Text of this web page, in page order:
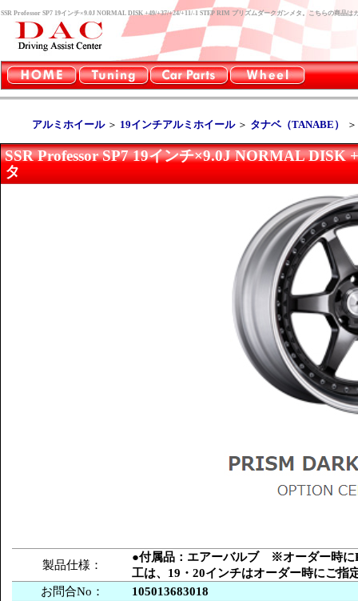
SSR Professor SP7 19インチ×9.0J NORMAL DISK +49/+37/+24/+11/-1 STEP RIM プリズムダークガンメタ。こちらの商品
アルミホイール＞ 19インチアルミホイール＞ タナベ（TANABE）
SSR Professor SP7 19インチ×9.0J NORMAL DISK
タ
製品仕様：
●付属品：エアーバルブ ※オーダー時に
工は、19・20インチはオーダー時にご指
お問合No：
105013683018